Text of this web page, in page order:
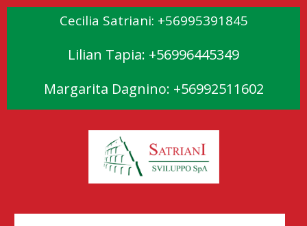
Cecilia Satriani: +56995391845
Lilian Tapia: +56996445349
Margarita Dagnino: +56992511602